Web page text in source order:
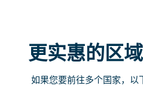
更实惠的区
如果您要前往多个国家，以